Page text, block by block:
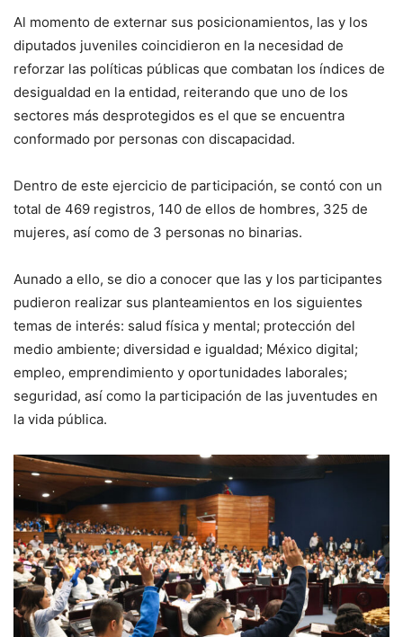
Al momento de externar sus posicionamientos, las y los
diputados juveniles coincidieron en la necesidad de
reforzar las políticas públicas que combatan los índices de
desigualdad en la entidad, reiterando que uno de los
sectores más desprotegidos es el que se encuentra
conformado por personas con discapacidad.
Dentro de este ejercicio de participación, se contó con un
total de 469 registros, 140 de ellos de hombres, 325 de
mujeres, así como de 3 personas no binarias.
Aunado a ello, se dio a conocer que las y los participantes
pudieron realizar sus planteamientos en los siguientes
temas de interés: salud física y mental; protección del
medio ambiente; diversidad e igualdad; México digital;
empleo, emprendimiento y oportunidades laborales;
seguridad, así como la participación de las juventudes en
la vida pública.